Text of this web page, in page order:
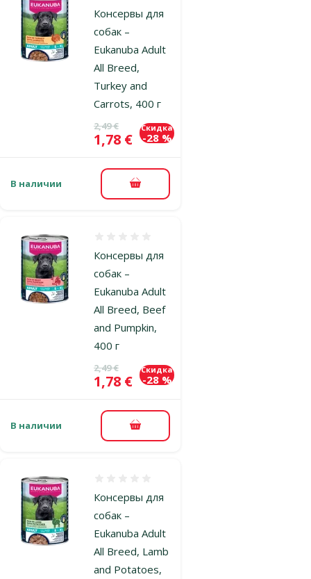
Консервы для
собак –
Eukanuba Adult
All Breed,
Turkey and
Carrots, 400 г
Исходная цена
2,49 €
Цена
1,78 €
Скидка
-28 %
В наличии В корзину
Консервы для
собак –
Eukanuba Adult
All Breed, Beef
and Pumpkin,
400 г
Исходная цена
2,49 €
Цена
1,78 €
Скидка
-28 %
В наличии В корзину
Консервы для
собак –
Eukanuba Adult
All Breed, Lamb
and Potatoes,